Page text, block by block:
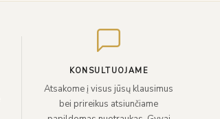
KONSULTUOJAME
Atsakome į visus jūsų klausimus
bei prireikus atsiunčiame